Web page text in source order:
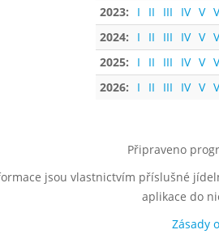
2023:
I II III IV V
2024:
I II III IV V
2025:
I II III IV V
2026:
I II III IV V
Připraveno
jsou vlastnictvím příslušné
aplikace do
Zásady